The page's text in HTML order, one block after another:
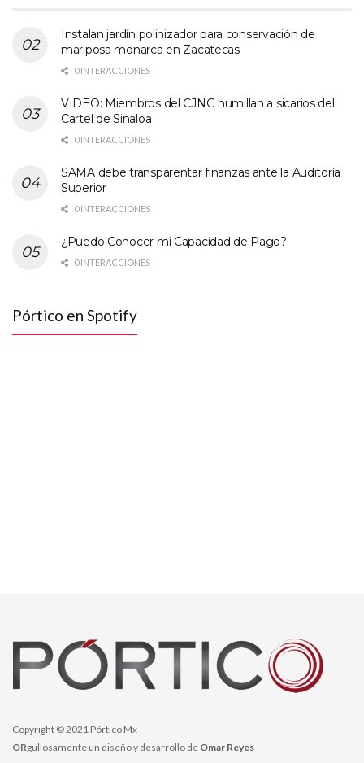
Instalan jardín polinizador para conservación de
mariposa monarca en Zacatecas
0 INTERACCIONES
VIDEO: Miembros del CJNG humillan a sicarios del
Cartel de Sinaloa
0 INTERACCIONES
SAMA debe transparentar finanzas ante la Auditoría
Superior
0 INTERACCIONES
¿Puedo Conocer mi Capacidad de Pago?
0 INTERACCIONES
Pórtico en Spotify
Copyright © 2021 Pórtico Mx
ORgullosamente un diseño y desarrollo de Omar Reyes